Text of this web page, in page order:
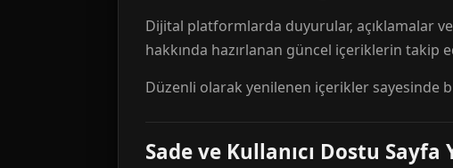
Dijital platformlarda duyurular, açıklamalar
hakkında hazırlanan güncel içeriklerin takip
Düzenli olarak yenilenen içerikler sayesinde
Sade ve Kullanıcı Dostu Sayfa